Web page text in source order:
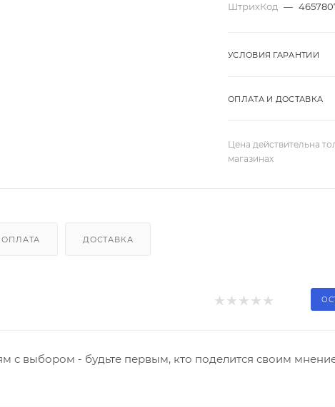
ШтрихКод —
УСЛОВИЯ ГАРАНТИИ
ОПЛАТА И ДОСТАВКА
Цена действительна
магазинах
ОПЛАТА ДОСТАВКА
с выбором - будьте первым, кто поделится своим